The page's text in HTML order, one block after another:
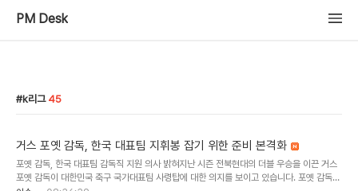
PM Desk
k리그 45
거스 포옛 감독, 한국 대표팀 지휘봉 잡기 위한 준비 본격화
포옛 감독, 한국 대표팀 감독직 지원 의사 밝혀지난 시즌 전북현대의 더블 우승을 이끈 거스
포옛 감독이 대한민국 축구 국가대표팀 사령탑에 대한 의지를 보이고 있습니다. 포옛 감독은